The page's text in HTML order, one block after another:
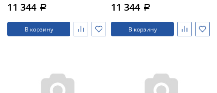
11 344 a
В корзину
11 344 a
В корзину